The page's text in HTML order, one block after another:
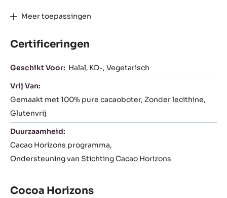
Meer toepassingen
Certificeringen
Geschikt Voor: Halal KD- Vegetarisch
Vrij Van:
Gemaakt met 100% pure cacaoboter Zonder lecithine
Glutenvrij
Duurzaamheid:
Cacao Horizons programma
Ondersteuning van Stichting Cacao Horizons
Cocoa Horizons